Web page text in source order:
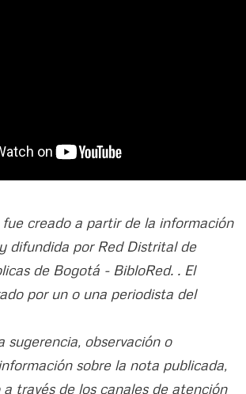
creado a partir de la información
difundida por Red Distrital de
de Bogotá - BibloRed. . El
por un o una periodista del
sugerencia, observación o
sobre la nota publicada,
través de los canales de atención